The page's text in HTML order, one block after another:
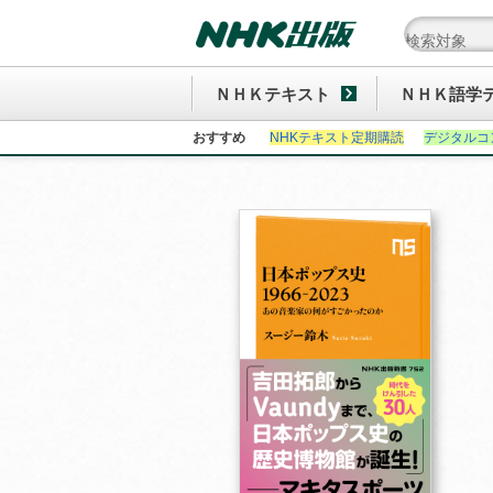
ＮＨＫテキスト ＮＨＫ語学
おすすめ NHKテキスト定期購読 デジタル